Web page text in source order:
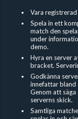
Vara
Spela in ett
match den
under
demo.
Hyra en server
bracket.
Godkänna
innefattar bland
Genom att
serverns skick.
Samtliga